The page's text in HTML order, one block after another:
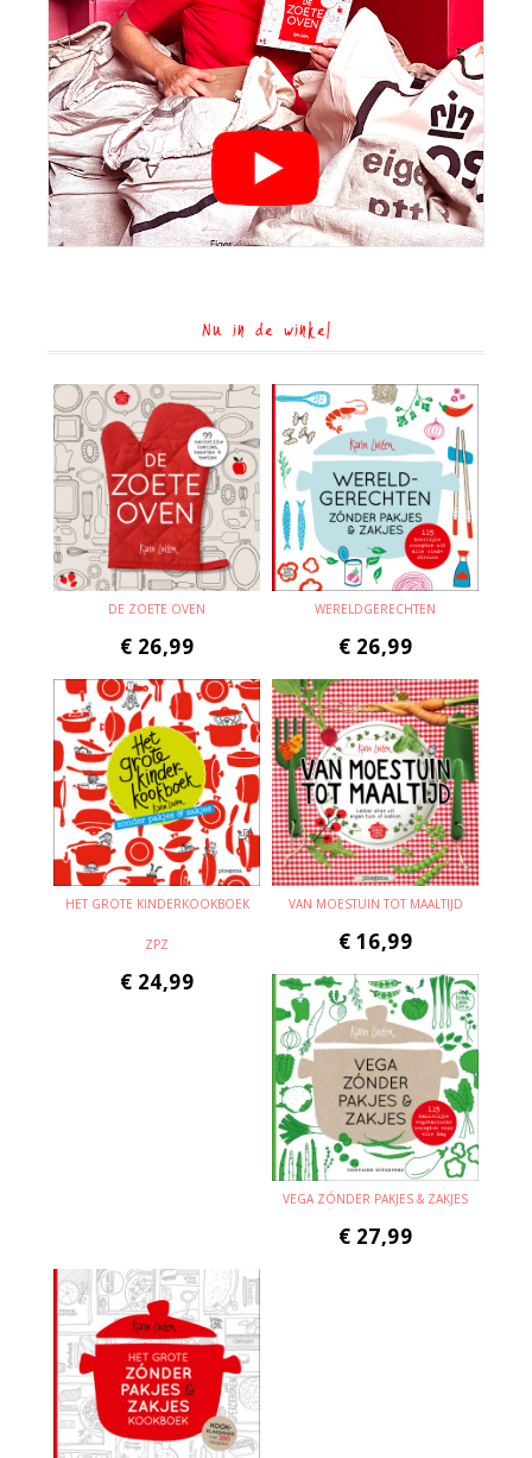
Nu in de winkel
DE ZOETE OVEN
€ 26,99
WERELDGERECHTEN
€ 26,99
HET GROTE KINDERKOOKBOEK
ZPZ
€ 24,99
VAN MOESTUIN TOT MAALTIJD
€ 16,99
VEGA ZÓNDER PAKJES & ZAKJES
€ 27,99